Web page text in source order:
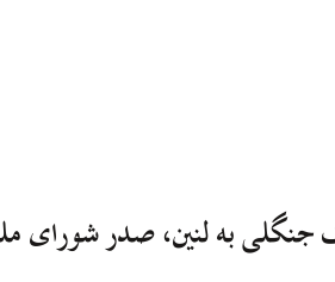
جنگلی به لنین، صدر شورای